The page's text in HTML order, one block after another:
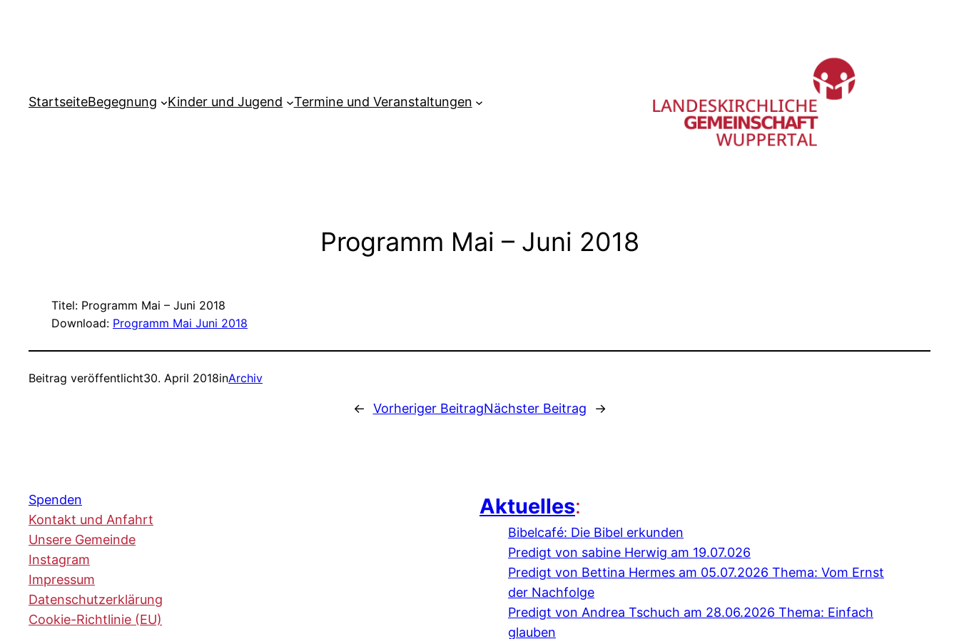
StartseiteBegegnung Kinder und Jugend Termine und Veranstaltungen
Programm Mai – Juni 2018
Titel: Programm Mai – Juni 2018
Download: Programm Mai Juni 2018
Beitrag veröffentlicht30. April 2018inArchiv
← Vorheriger BeitragNächster Beitrag →
Spenden
Kontakt und Anfahrt
Unsere Gemeinde
Instagram
Impressum
Datenschutzerklärung
Cookie-Richtlinie (EU)
Aktuelles:
Bibelcafé: Die Bibel erkunden
Predigt von sabine Herwig am 19.07.026
Predigt von Bettina Hermes am 05.07.2026 Thema: Vom Ernst
der Nachfolge
Predigt von Andrea Tschuch am 28.06.2026 Thema: Einfach
glauben